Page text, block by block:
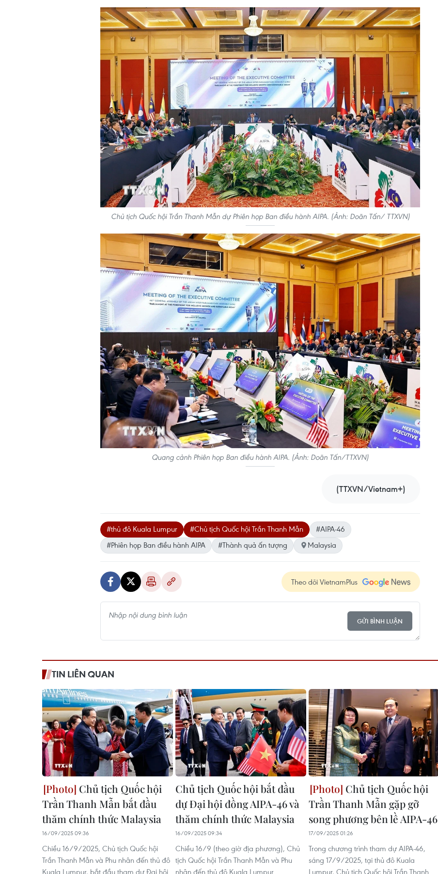
Chủ tịch Quốc hội Trần Thanh Mẫn dự Phiên họp Ban điều hành AIPA. (Ảnh: Doãn Tấn/ TTXVN)
Quang cảnh Phiên họp Ban điều hành AIPA. (Ảnh: Doãn Tấn/TTXVN)
(TTXVN/Vietnam+)
#thủ đô Kuala Lumpur #Chủ tịch Quốc hội Trần Thanh Mẫn
#AIPA-46
#Phiên họp Ban điều hành AIPA
#Thành quả ấn tượng Malaysia
Theo dõi VietnamPlus
GỬI BÌNH LUẬN
TIN LIÊN QUAN
Chủ tịch Quốc hội
Trần Thanh Mẫn bắt đầu
thăm chính thức Malaysia
16/09/2025 09:36
Chiều 16/9/2025, Chủ tịch Quốc hội
Trần Thanh Mẫn và Phu nhân đến thủ đô
Kuala Lumpur, bắt đầu tham dự Đại hội
Chủ tịch Quốc hội bắt đầu
dự Đại hội đồng AIPA-46 và
thăm chính thức Malaysia
16/09/2025 09:34
Chiều 16/9 (theo giờ địa phương), Chủ
tịch Quốc hội Trần Thanh Mẫn và Phu
nhân đến thủ đô Kuala Lumpur
Chủ tịch Quốc hội
Trần Thanh Mẫn gặp gỡ
song phương bên lề AIPA-46
17/09/2025 01:26
Trong chương trình tham dự AIPA-46,
sáng 17/9/2025, tại thủ đô Kuala
Lumpur, Chủ tịch Quốc hội Trần Thanh